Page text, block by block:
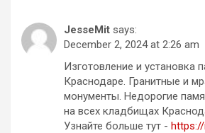
JesseMit says:
December 2, 2024 at 2:26 am
Изготовление и установка
Краснодаре. Гранитные и
монументы. Недорогие
на всех кладбищах
Узнайте больше тут -